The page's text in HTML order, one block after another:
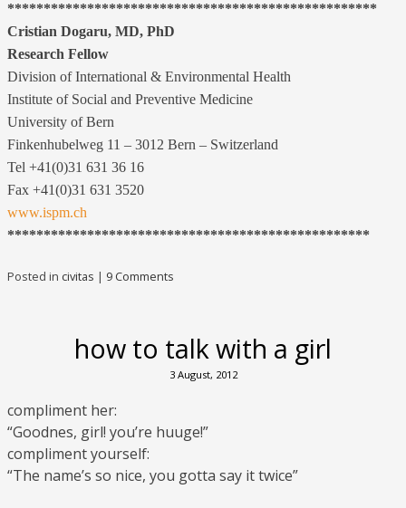
***************************************************
Cristian Dogaru, MD, PhD
Research Fellow
Division of International & Environmental Health
Institute of Social and Preventive Medicine
University of Bern
Finkenhubelweg 11 – 3012 Bern – Switzerland
Tel +41(0)31 631 36 16
Fax +41(0)31 631 3520
www.ispm.ch
**************************************************
Posted in civitas | 9 Comments
how to talk with a girl
3 August, 2012
compliment her:
“Goodnes, girl! you’re huuge!”
compliment yourself:
“The name’s so nice, you gotta say it twice”